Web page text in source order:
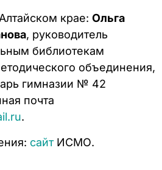
крае: Ольга
, руководитель
библиотекам
объединения,
гимназии № 42
почта
.
сайтИСМО.